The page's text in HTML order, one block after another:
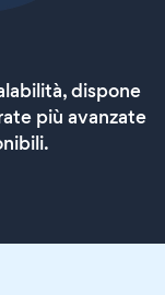
dispone
più avanzate